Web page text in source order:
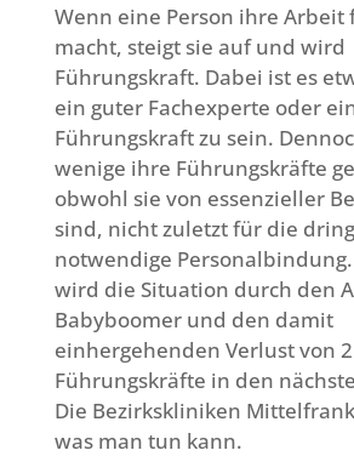
Wenn eine Person ihre Arbeit
macht, steigt sie auf und wird
Führungskraft. Dabei ist es
ein guter Fachexperte oder
Führungskraft zu sein.
wenige ihre Führungskräfte
obwohl sie von essenzieller
sind, nicht zuletzt für die
notwendige
wird die Situation durch den
Babyboomer und den damit
einhergehenden Verlust von
Führungskräfte in den
Die Bezirkskliniken
was man tun kann.